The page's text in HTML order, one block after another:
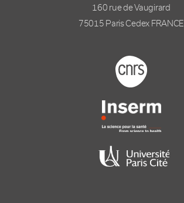
160 rue de Vaugirard
75015 Paris Cedex FRANCE
Footer logo tutelles